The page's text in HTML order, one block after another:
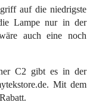
auf die niedrigste
Lampe nur in der
auch eine noch
C2 gibt es in der
Mit dem